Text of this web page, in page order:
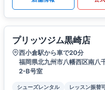
プリッツジム黒崎店
西小倉駅から車で20分
福岡県北九州市八幡西区南八
2-B号室
シューズレンタル レッスン振替